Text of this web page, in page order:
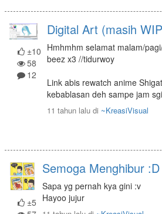
±10
58
12
Digital Art (masih
Hmhmhm selamat malam/
beez x3 //tidurwoy
Link abis rewatch anime
kebablasan deh sampe jam
11 tahun laludi ~KreasiVisual
±5
Semoga Menghibur :D
Sapa yg pernah kya gini :v
Hayoo jujur